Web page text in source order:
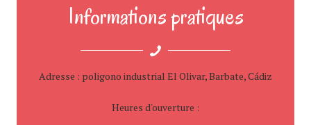
Informations pratiques
Adresse : poligono industrial El Olivar, Barbate, Cádiz
Heures d'ouverture :